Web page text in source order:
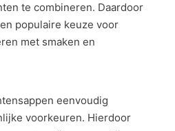
te combineren. Daardoor
populaire keuze voor
met smaken en
eenvoudig
voorkeuren. Hierdoor